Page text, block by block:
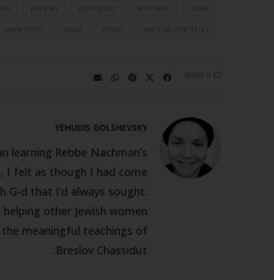
אמונה אתגרי חיים המתקת דינים חודש ניסן
רבי לוי יצחק מברדיטוש רוחניות שמחה תפילה אישית
0 תגובות
YEHUDIS GOLSHEVSKY
learning Rebbe Nachman’s
I felt as though I had come
d that I’d always sought.
other Jewish women
meaningful teachings of
Breslov Chassidut.